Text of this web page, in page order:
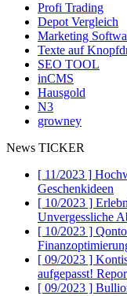
Profi Trading
Depot Vergleich
Marketing
Texte auf
SEO TOOL
inCMS
Hausgold
N3
growney
News TICKER
[ 11/2023 ]
Geschenkideen
[ 10/2023 ]
Unvergessliche
[ 10/2023 ]
[ 09/2023 ]
aufgepasst!
[ 09/2023 ]